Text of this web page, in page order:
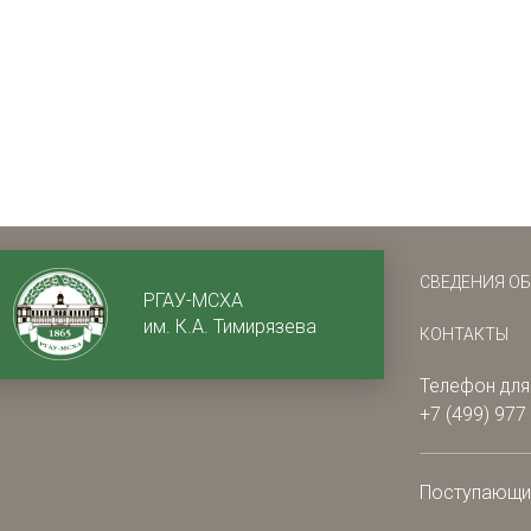
РГАУ-МСХА
им. К.А. Тимирязева
СВЕДЕНИЯ
КОНТАКТЫ
Телефон
+7 (499) 977